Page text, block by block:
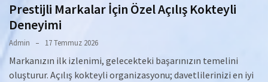
Prestijli Markalar İçin Özel Açılış Kokteyli
Deneyimi
Admin 17 Temmuz 2026
Markanızın ilk izlenimi, gelecekteki başarınızın temelini
oluşturur. Açılış kokteyli organizasyonu; davetlilerinizi en iyi